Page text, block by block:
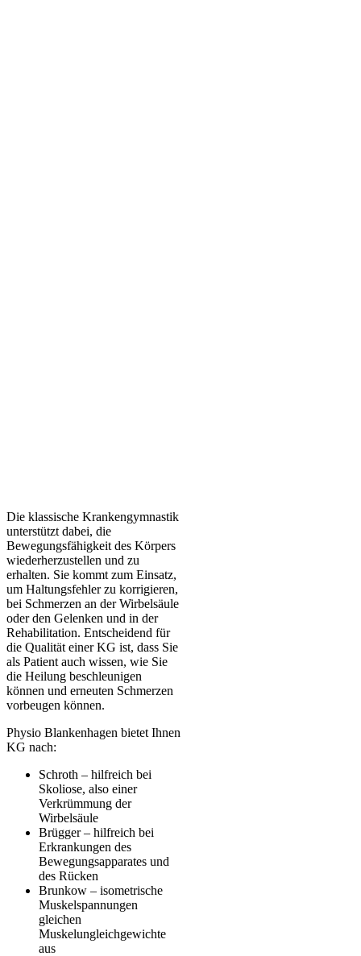
Die klassische Krankengymnastik
unterstützt dabei, die
Bewegungsfähigkeit des Körpers
wiederherzustellen und zu
erhalten. Sie kommt zum Einsatz,
um Haltungsfehler zu korrigieren,
bei Schmerzen an der Wirbelsäule
oder den Gelenken und in der
Rehabilitation. Entscheidend für
die Qualität einer KG ist, dass Sie
als Patient auch wissen, wie Sie
die Heilung beschleunigen
können und erneuten Schmerzen
vorbeugen können.
Physio Blankenhagen bietet Ihnen
KG nach:
Schroth – hilfreich bei
Skoliose, also einer
Verkrümmung der
Wirbelsäule
Brügger – hilfreich bei
Erkrankungen des
Bewegungsapparates und
des Rücken
Brunkow – isometrische
Muskelspannungen
gleichen
Muskelungleichgewichte
aus